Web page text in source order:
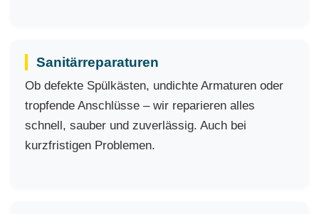
Sanitärreparaturen
Ob defekte Spülkästen, undichte Armaturen oder
tropfende Anschlüsse – wir reparieren alles
schnell, sauber und zuverlässig. Auch bei
kurzfristigen Problemen.